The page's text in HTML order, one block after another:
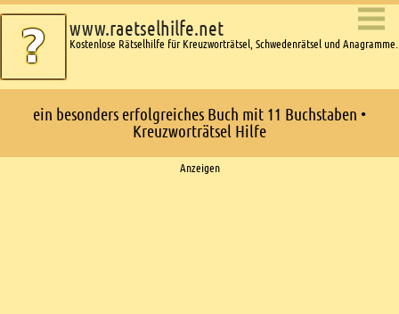
www.raetselhilfe.net
Kostenlose Rätselhilfe für Kreuzworträtsel, Schwedenrätsel und Anagramme.
ein besonders erfolgreiches Buch mit 11 Buchstaben •
Kreuzworträtsel Hilfe
Anzeigen